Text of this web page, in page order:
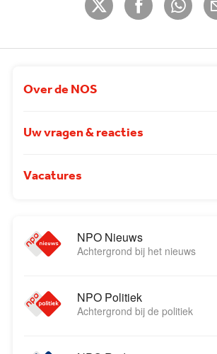
Over de NOS
Uw vragen & reacties
Vacatures
NPO Nieuws
Achtergrond bij het nieuws
NPO Politiek
Achtergrond bij de politiek